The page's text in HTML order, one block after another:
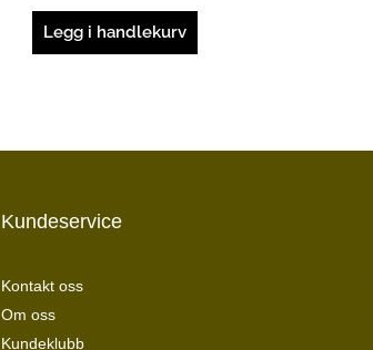
Legg i handlekurv
Kundeservice
Kontakt oss
Om oss
Kundeklubb